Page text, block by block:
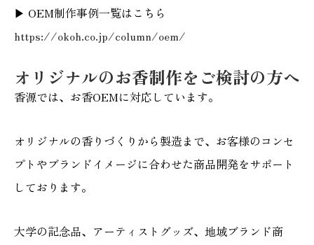
▶ OEM制作事例一覧はこちら
https://okoh.co.jp/column/oem/
オリジナルのお香制作をご検討の方へ
香源では、お香OEMに対応しています。
オリジナルの香りづくりから製造まで、お客様のコンセ
プトやブランドイメージに合わせた商品開発をサポート
しております。
大学の記念品、アーティストグッズ、地域ブランド商